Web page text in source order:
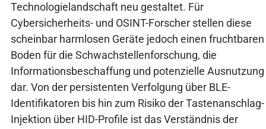
Technologielandschaft neu gestaltet. Für
Cybersicherheits- und OSINT-Forscher stellen diese
scheinbar harmlosen Geräte jedoch einen fruchtbaren
Boden für die Schwachstellenforschung, die
Informationsbeschaffung und potenzielle Ausnutzung
dar. Von der persistenten Verfolgung über BLE-
Identifikatoren bis hin zum Risiko der Tastenanschlag-
Injektion über HID-Profile ist das Verständnis der